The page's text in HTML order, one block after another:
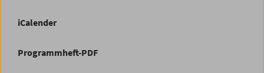
iCalender
Programmheft-PDF